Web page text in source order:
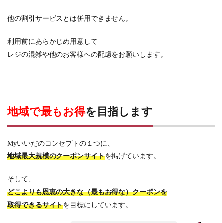
他の割引サービスとは併用できません。
利用前にあらかじめ用意して
レジの混雑や他のお客様への配慮をお願いします。
地域で最もお得を目指します
Myいいだのコンセプトの１つに、
地域最大規模のクーポンサイトを掲げています。
そして、
どこよりも恩恵の大きな（最もお得な）クーポンを
取得できるサイトを目標にしています。